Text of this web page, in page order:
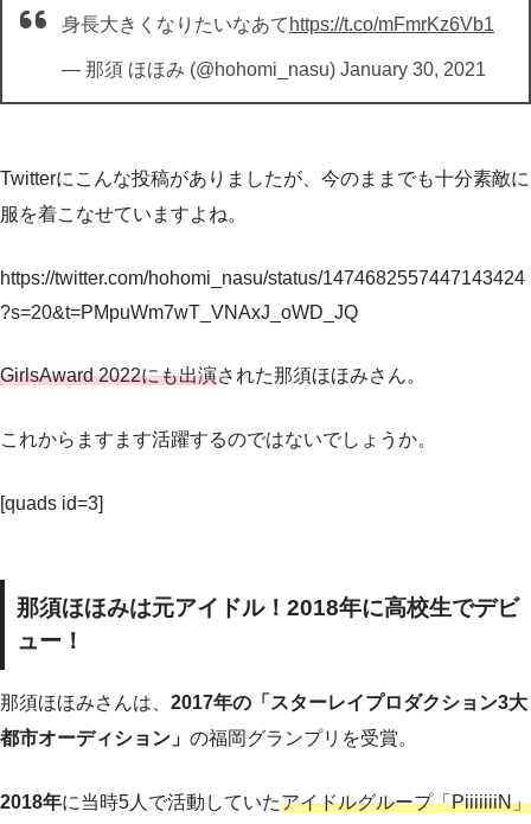
身長大きくなりたいなあて https://t.co/mFmrKz6Vb1
— 那須 ほほみ (@hohomi_nasu) January 30, 2021
Twitterにこんな投稿がありましたが、今のままでも十分素敵に
服を着こなせていますよね。
https://twitter.com/hohomi_nasu/status/1474682557447143424
?s=20&t=PMpuWm7wT_VNAxJ_oWD_JQ
GirlsAward 2022にも出演された那須ほほみさん。
これからますます活躍するのではないでしょうか。
[quads id=3]
那須ほほみは元アイドル！2018年に高校生でデビ
ュー！
那須ほほみさんは、 2017年の「スターレイプロダクション3大
都市オーディション」 の福岡グランプリを受賞。
2018年に当時5人で活動していたアイドルグループ「PiiiiiiiN」